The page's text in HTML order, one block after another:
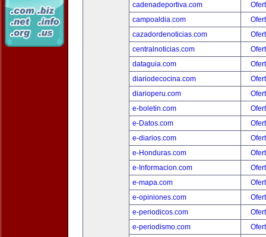
cadenadeportiva.com
campoaldia.com
cazadordenoticias.com
centralnoticias.com
dataguia.com
diariodecocina.com
diarioperu.com
e-boletin.com
e-Datos.com
e-diarios.com
e-Honduras.com
e-Informacion.com
e-mapa.com
e-opiniones.com
e-periodicos.com
e-periodismo.com